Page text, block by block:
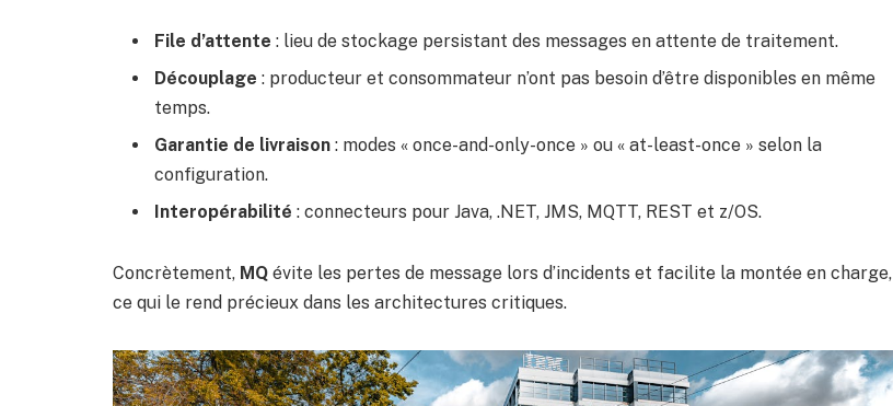
File d’attente : lieu de stockage persistant des messages en attente de traitement.
Découplage : producteur et consommateur n’ont pas besoin d’être disponibles en même
temps.
Garantie de livraison : modes « once-and-only-once » ou « at-least-once » selon la
configuration.
Interopérabilité : connecteurs pour Java, .NET, JMS, MQTT, REST et z/OS.
Concrètement, MQ évite les pertes de message lors d’incidents et facilite la montée en charge,
ce qui le rend précieux dans les architectures critiques.